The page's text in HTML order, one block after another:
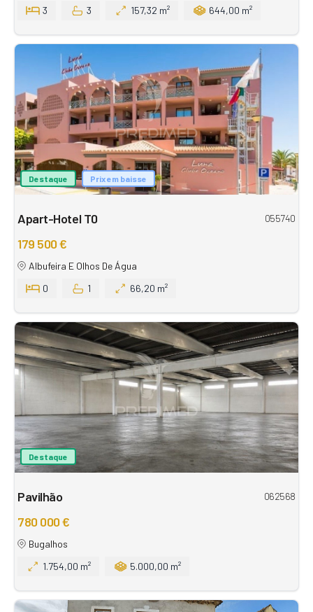
3
3 157,32 m² 644,00 m²
Destaque Prix em baisse
Apart-Hotel T0 055740
179 500 €
Albufeira E Olhos De Água
0
1 66,20 m²
Destaque
Pavilhão 062568
780 000 €
Bugalhos
1.754,00 m²
5.000,00 m²